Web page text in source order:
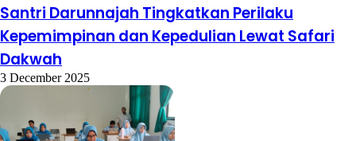
Santri Darunnajah Tingkatkan Perilaku
Kepemimpinan dan Kepedulian Lewat Safari
Dakwah
3 December 2025